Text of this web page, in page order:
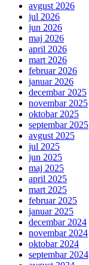
avgust 2026
jul 2026
jun 2026
maj 2026
april 2026
mart 2026
februar 2026
januar 2026
decembar 2025
novembar 2025
oktobar 2025
septembar 2025
avgust 2025
jul 2025
jun 2025
maj 2025
april 2025
mart 2025
februar 2025
januar 2025
decembar 2024
novembar 2024
oktobar 2024
septembar 2024